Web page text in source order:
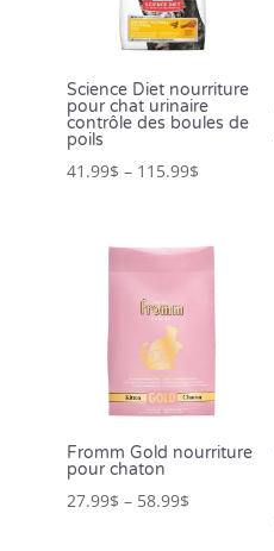
Science Diet nourriture
pour chat urinaire
contrôle des boules de
poils
41.99$ – 115.99$
Fromm Gold nourriture
pour chaton
27.99$ – 58.99$